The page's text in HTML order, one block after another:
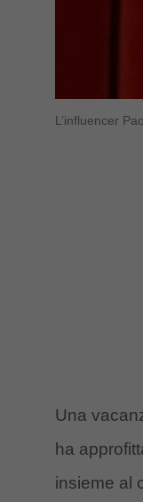
L’influencer
Una
ha
insieme al